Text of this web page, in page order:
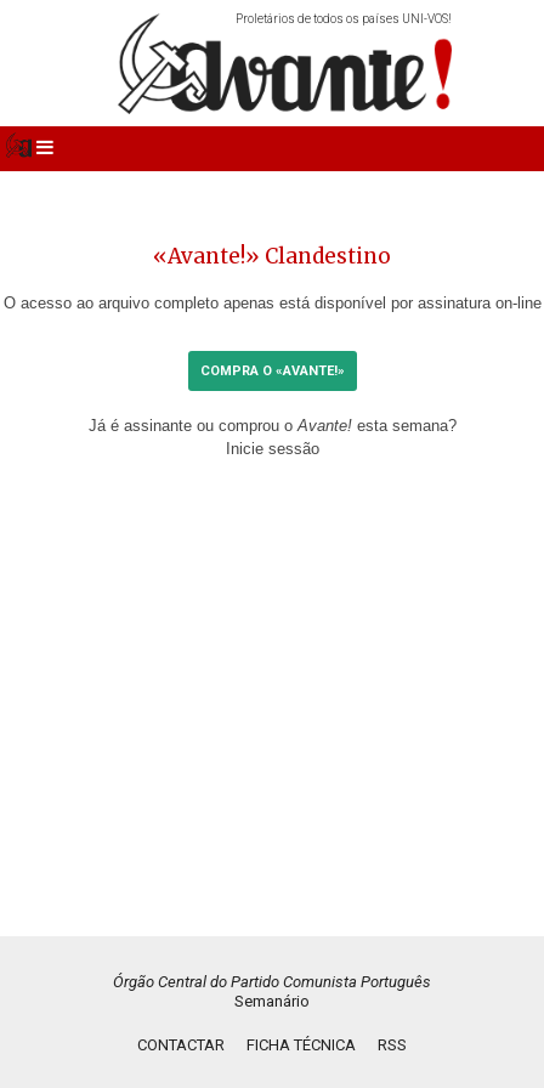
Proletários de todos os países UNI-VOS!
«Avante!» Clandestino
O acesso ao arquivo completo apenas está disponível por assinatura on-line
COMPRA O «AVANTE!»
Já é assinante ou comprou oAvante!esta semana?
Inicie sessão
Órgão Central do Partido Comunista Português
Semanário
CONTACTAR FICHA TÉCNICA RSS